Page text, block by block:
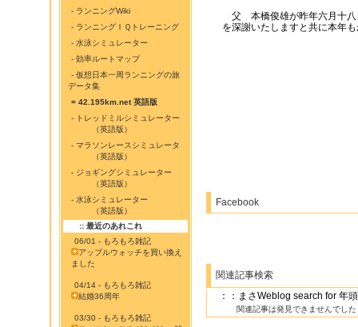
- ランニングWiki
- ランニングＩＱトレーニング
- 水泳シミュレーター
- 効率ルートマップ
- 仮想日本一周ランニングの旅
データ集
= 42.195km.net 英語版
- トレッドミルシミュレーター
（英語版）
- マラソンレースシミュレータ
（英語版）
- ジョギングシミュレーター
（英語版）
- 水泳シミュレーター
（英語版）
:: 最近のあれこれ
06/01 - もろもろ雑記
アップルウォッチを買い換え
ました
04/14 - もろもろ雑記
結婚36周年
03/30 - もろもろ雑記
父 本橋俊雄が昨年六月十八
を深謝いたしますと共に本年
Facebook
関連記事検索
：：まさWeblog search for 年
関連記事は発見できませんでした